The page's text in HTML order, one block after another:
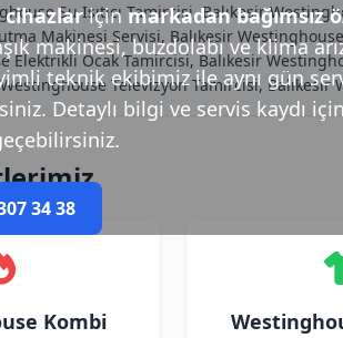
içinmarkadan bağımsız
makinesi, buzdolabı ve klima
teknik ekibimiz ile aynı gün
Detaylı bilgi ve servis kaydı
34 38
Su Isıtıcı Tamircisi, Balıkesir
Makinesi Servisi, Balıkesir
Elektrikli Ocak Tamircisi, Balıkesir
Televizyon Tamircisi, Balıkesir
Kombi